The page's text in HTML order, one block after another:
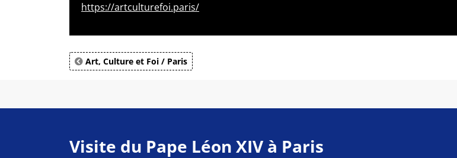
https://artculturefoi.paris/
Art, Culture et Foi / Paris
Visite du Pape Léon XIV à Paris